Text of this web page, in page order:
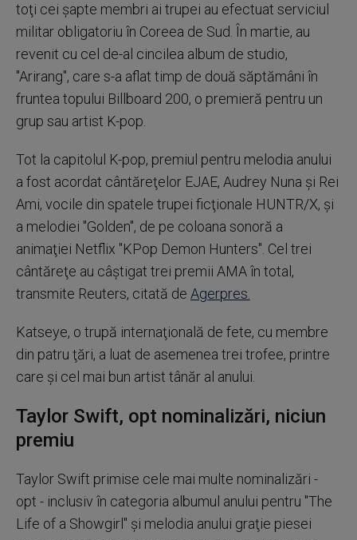
toţi cei şapte membri ai trupei au efectuat serviciul
militar obligatoriu în Coreea de Sud. În martie, au
revenit cu cel de-al cincilea album de studio,
''Arirang'', care s-a aflat timp de două săptămâni în
fruntea topului Billboard 200, o premieră pentru un
grup sau artist K-pop.
Tot la capitolul K-pop, premiul pentru melodia anului
a fost acordat cântăreţelor EJAE, Audrey Nuna şi Rei
Ami, vocile din spatele trupei ficţionale HUNTR/X, şi
a melodiei ''Golden'', de pe coloana sonoră a
animaţiei Netflix ''KPop Demon Hunters''. Cel trei
cântăreţe au câştigat trei premii AMA în total,
transmite Reuters, citată de Agerpres.
Katseye, o trupă internaţională de fete, cu membre
din patru ţări, a luat de asemenea trei trofee, printre
care şi cel mai bun artist tânăr al anului.
Taylor Swift, opt nominalizări, niciun
premiu
Taylor Swift primise cele mai multe nominalizări -
opt - inclusiv în categoria albumul anului pentru ''The
Life of a Showgirl'' şi melodia anului graţie piesei